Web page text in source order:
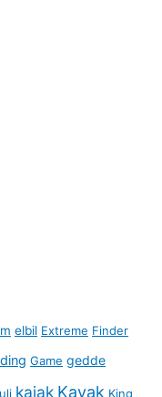
elbil Extreme Finder
Game gedde
kajak Kayak King